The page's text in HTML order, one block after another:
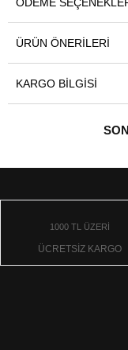
ÖDEME
ÜRÜN ÖNERILERI
KARGO BILGISI
1000 TL ÜZERİ
ÜCRETSİZ KARGO